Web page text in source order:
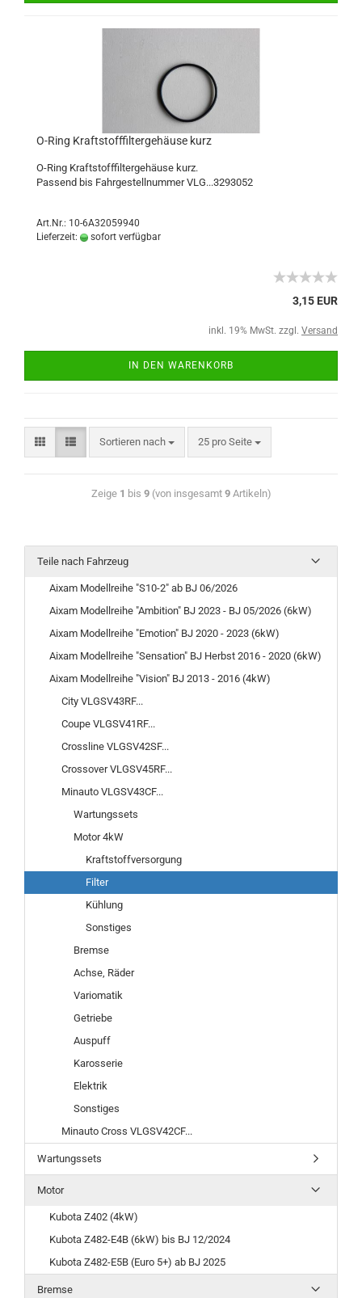
O-Ring Kraftstofffiltergehäuse kurz
O-Ring Kraftstofffiltergehäuse kurz.
Passend bis Fahrgestellnummer VLG...3293052
Art.Nr.: 10-6A32059940
Lieferzeit:
sofort verfügbar
3,15 EUR
inkl. 19% MwSt. zzgl. Versand
IN DEN WARENKORB
Sortieren nach 25 pro Seite
Zeige 1 bis 9(von insgesamt 9Artikeln)
Teile nach Fahrzeug
Aixam Modellreihe "S10-2" ab BJ 06/2026
Aixam Modellreihe "Ambition" BJ 2023 - BJ 05/2026 (6kW)
Aixam Modellreihe "Emotion" BJ 2020 - 2023 (6kW)
Aixam Modellreihe "Sensation" BJ Herbst 2016 - 2020 (6kW)
Aixam Modellreihe "Vision" BJ 2013 - 2016 (4kW)
City VLGSV43RF...
Coupe VLGSV41RF...
Crossline VLGSV42SF...
Crossover VLGSV45RF...
Minauto VLGSV43CF...
Wartungssets
Motor 4kW
Kraftstoffversorgung
Filter
Kühlung
Sonstiges
Bremse
Achse, Räder
Variomatik
Getriebe
Auspuff
Karosserie
Elektrik
Sonstiges
Minauto Cross VLGSV42CF...
Wartungssets
Motor
Kubota Z402 (4kW)
Kubota Z482-E4B (6kW) bis BJ 12/2024
Kubota Z482-E5B (Euro 5+) ab BJ 2025
Bremse